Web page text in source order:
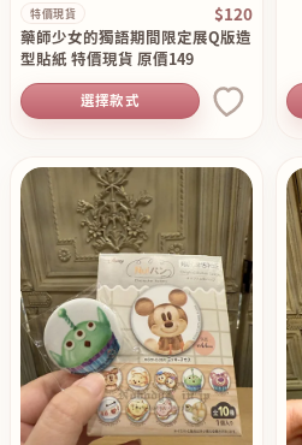
特價現貨 $120
藥師少女的獨語期間限定展Q版造
型貼紙 特價現貨 原價149
選擇款式